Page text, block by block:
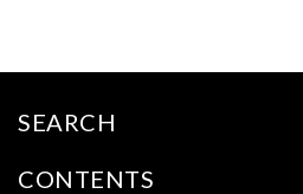
SEARCH
CONTENTS